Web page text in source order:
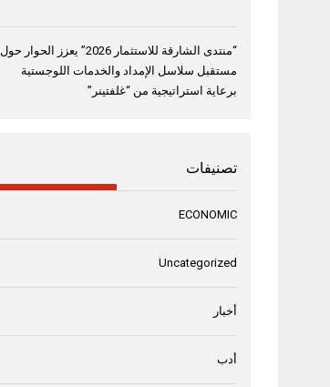
“منتدى الشارقة للاستثمار 2026” يعزز الحوار حول
مستقبل سلاسل الإمداد والخدمات اللوجستية
برعاية استراتيجية من “غلفتينر”
تصنيفات
ECONOMIC
Uncategorized
أخبار
أدب